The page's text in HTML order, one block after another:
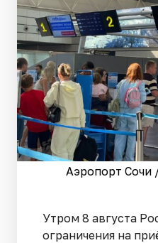
Аэропорт Сочи
Утром 8 августа
ограничения на